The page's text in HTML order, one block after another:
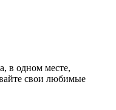
в одном месте,
свои любимые